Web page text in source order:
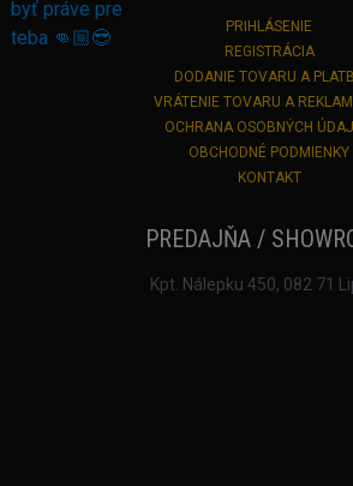
PRIHLÁSENIE
REGISTRÁCIA
DODANIE TOVARU A
VRÁTENIE TOVARU A
OCHRANA OSOBNÝCH
OBCHODNÉ PODMIENKY
KONTAKT
PREDAJŇA /
Kpt. Nálepku 450, 082 71